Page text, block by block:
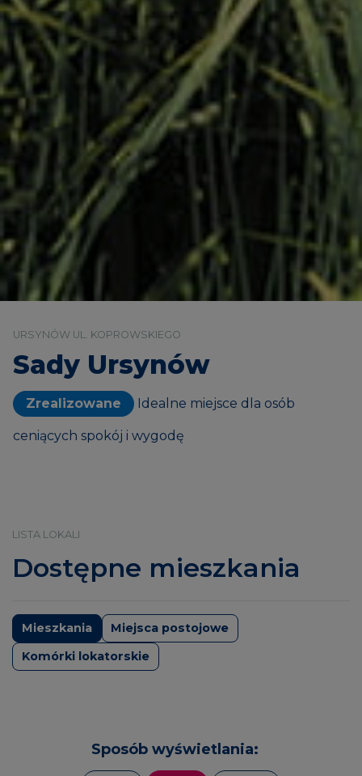
URSYNÓW UL. KOPROWSKIEGO
Sady Ursynów
Zrealizowane Idealne miejsce dla osób
ceniących spokój i wygodę
LISTA LOKALI
Dostępne mieszkania
Mieszkania
Miejsca postojowe
Komórki lokatorskie
Sposób wyświetlania: